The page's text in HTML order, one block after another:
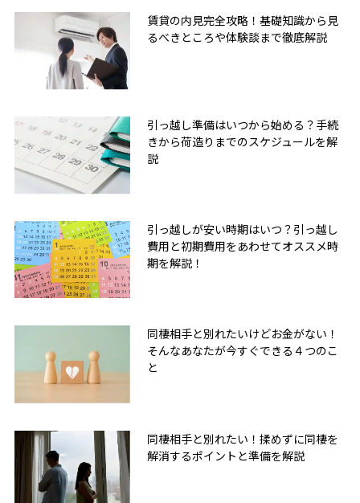
賃貸の内見完全攻略！基礎知識から見
るべきところや体験談まで徹底解説
引っ越し準備はいつから始める？手続
きから荷造りまでのスケジュールを解
説
引っ越しが安い時期はいつ？引っ越し
費用と初期費用をあわせてオススメ時
期を解説！
同棲相手と別れたいけどお金がない！
そんなあなたが今すぐできる４つのこ
と
同棲相手と別れたい！揉めずに同棲を
解消するポイントと準備を解説